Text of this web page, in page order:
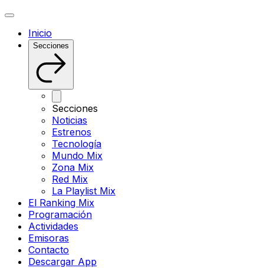
Inicio
Secciones
Secciones
Noticias
Estrenos
Tecnología
Mundo Mix
Zona Mix
Red Mix
La Playlist Mix
El Ranking Mix
Programación
Actividades
Emisoras
Contacto
Descargar App